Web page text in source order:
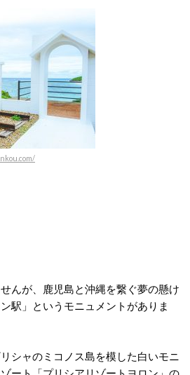
んが、鹿児島と沖縄を繋ぐ夢の懸け
駅」というモニュメントがありま
シャのミコノス島を模した白いモニ